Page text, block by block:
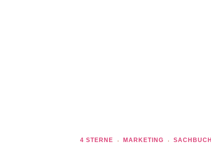
4 STERNE MARKETING SACHBUCH